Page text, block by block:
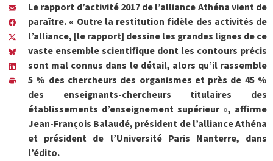
Le rapport d’activité 2017 de l’alliance Athéna vient de
paraître. « Outre la restitution fidèle des activités de
l’alliance, [le rapport] dessine les grandes lignes de ce
vaste ensemble scientifique dont les contours précis
sont mal connus dans le détail, alors qu’il rassemble
5 % des chercheurs des organismes et près de 45 %
des enseignants-chercheurs titulaires des
établissements d’enseignement supérieur », affirme
Jean-François Balaudé, président de l’alliance Athéna
et président de l’Université Paris Nanterre, dans
l’édito.